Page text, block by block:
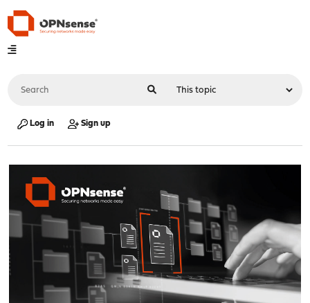
Log in Sign up